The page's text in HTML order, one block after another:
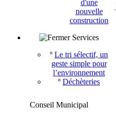
d'une
nouvelle
construction
Services
º Le tri sélectif, un
geste simple pour
l’environnement
º Déchèteries
Conseil Municipal